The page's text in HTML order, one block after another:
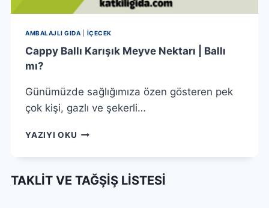
AMBALAJLI GIDA İÇECEK
Cappy Ballı Karışık Meyve Nektarı | Ballı
mı?
Günümüzde sağlığımıza özen gösteren pek
çok kişi, gazlı ve şekerli…
YAZIYI OKU CAPPY
KARIŞIK
NEKTARI
TAKLIT VE TAĞŞIŞ LISTESI